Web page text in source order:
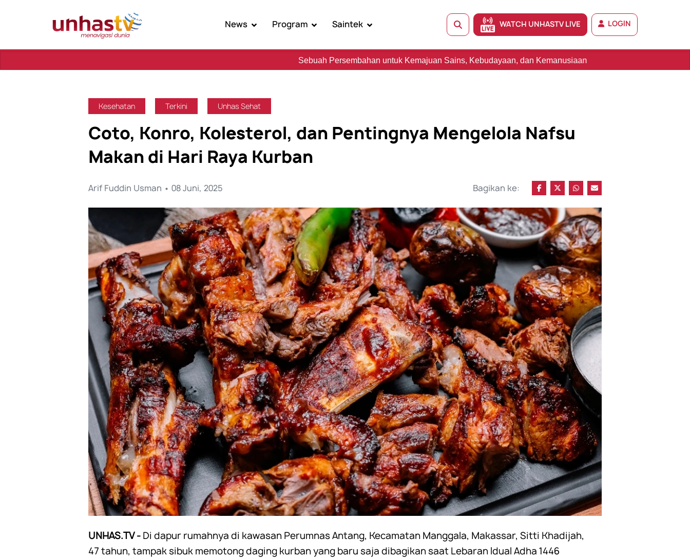
News Program Saintek WATCH UNHASTV LIVE LOGIN
Sebuah Persembahan untuk Kemajuan Sains, Kebudayaan, dan Kemanusiaan
Kesehatan Terkini Unhas Sehat
Coto, Konro, Kolesterol, dan Pentingnya Mengelola Nafsu
Makan di Hari Raya Kurban
Arif Fuddin Usman • 08 Juni, 2025 Bagikan ke:
UNHAS.TV - Di dapur rumahnya di kawasan Perumnas Antang, Kecamatan Manggala, Makassar, Sitti Khadijah,
47 tahun, tampak sibuk memotong daging kurban yang baru saja dibagikan saat Lebaran Idual Adha 1446